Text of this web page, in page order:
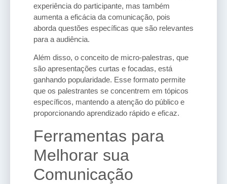
experiência do participante, mas também
aumenta a eficácia da comunicação, pois
aborda questões específicas que são relevantes
para a audiência.
Além disso, o conceito de micro-palestras, que
são apresentações curtas e focadas, está
ganhando popularidade. Esse formato permite
que os palestrantes se concentrem em tópicos
específicos, mantendo a atenção do público e
proporcionando aprendizado rápido e eficaz.
Ferramentas para
Melhorar sua
Comunicação